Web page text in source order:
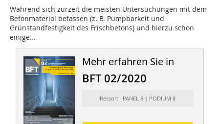
Während sich zurzeit die meisten Untersuchungen mit dem
Betonmaterial befassen (z. B. Pumpbarkeit und
Grünstandfestigkeit des Frischbetons) und hierzu schon
einige...
Mehr erfahren Sie in
BFT 02/2020
Ressort: PANEL 8 | PODIUM 8